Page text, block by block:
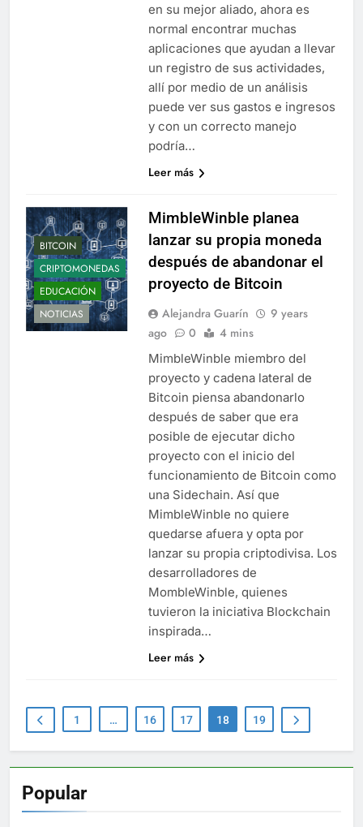
en su mejor aliado, ahora es
normal encontrar muchas
aplicaciones que ayudan a llevar
un registro de sus actividades,
allí por medio de un análisis
puede ver sus gastos e ingresos
y con un correcto manejo
podría…
Leer más
BITCOIN
CRIPTOMONEDAS
EDUCACIÓN
NOTICIAS
MimbleWinble planea
lanzar su propia moneda
después de abandonar el
proyecto de Bitcoin
Alejandra Guarín
9 years
ago
0 4 mins
MimbleWinble miembro del
proyecto y cadena lateral de
Bitcoin piensa abandonarlo
después de saber que era
posible de ejecutar dicho
proyecto con el inicio del
funcionamiento de Bitcoin como
una Sidechain. Así que
MimbleWinble no quiere
quedarse afuera y opta por
lanzar su propia criptodivisa. Los
desarrolladores de
MombleWinble, quienes
tuvieron la iniciativa Blockchain
inspirada…
Leer más
1 … 16 17 18 19
Popular